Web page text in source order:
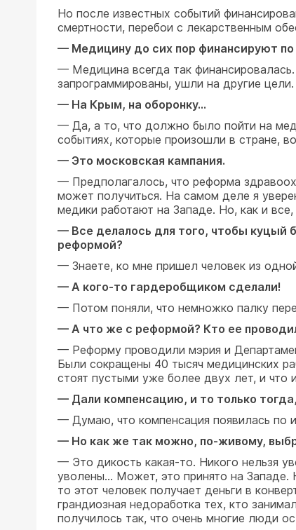
Но после известных событий
смертности, перебои с лекарственным
— Медицину до сих пор финансируют по
— Медицина всегда так финансировалась.
запрограммированы, ушли на другие цели.
— На Крым, на оборонку…
— Да, а то, что должно было пойти на
событиях, которые произошли в стране,
— Это московская кампания.
— Предполагалось, что реформа
может получиться. На самом деле я
медики работают на Западе. Но, как и
— Все делалось для того, чтобы куцый
реформой?
— Знаете, ко мне пришел человек из
— А кого-то гардеробщиком сделали!
— Потом поняли, что немножко палку
— А что же с реформой? Кто ее
— Реформу проводили мэрия и
Были сокращены 40 тысяч медицинских
стоят пустыми уже более двух лет, и что
— Дали компенсацию, и то только
— Думаю, что компенсация появилась по
— Но как же так можно, по-живому,
— Это дикость какая-то. Никого нельзя
уволены… Может, это принято на Западе.
то этот человек получает деньги в
грандиозная недоработка тех, кто
получилось так, что очень многие люди